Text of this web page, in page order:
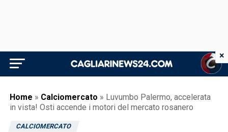
Home » Calciomercato » Luvumbo Palermo, accelerata
in vista! Osti accende i motori del mercato rosanero
CALCIOMERCATO
×